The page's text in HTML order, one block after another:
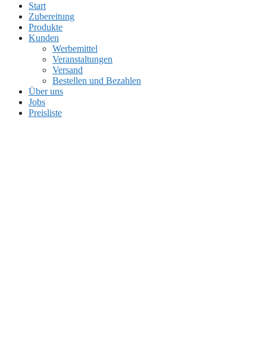
Start
Zubereitung
Produkte
Kunden
Werbemittel
Veranstaltungen
Versand
Bestellen und Bezahlen
Über uns
Jobs
Preisliste